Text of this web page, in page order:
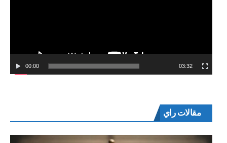
00:00 03:32
مقالات راي